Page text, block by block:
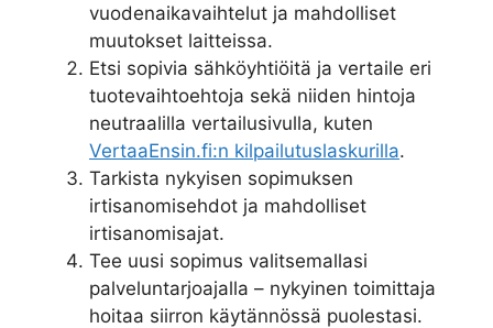
vuodenaikavaihtelut ja mahdolliset
muutokset laitteissa.
Etsi sopivia sähköyhtiöitä ja vertaile eri
tuotevaihtoehtoja sekä niiden hintoja
neutraalilla vertailusivulla, kuten
VertaaEnsin.fi:n kilpailutuslaskurilla.
Tarkista nykyisen sopimuksen
irtisanomisehdot ja mahdolliset
irtisanomisajat.
Tee uusi sopimus valitsemallasi
palveluntarjoajalla – nykyinen toimittaja
hoitaa siirron käytännössä puolestasi.